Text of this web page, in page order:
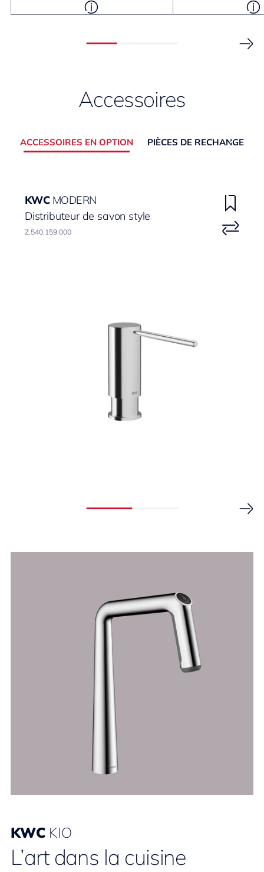
Accessoires
ACCESSOIRES EN OPTION PIÈCES DE RECHANGE
KWC MODERN
Distributeur de savon style
Z.540.159.000
KWC KIO
L’art dans la cuisine